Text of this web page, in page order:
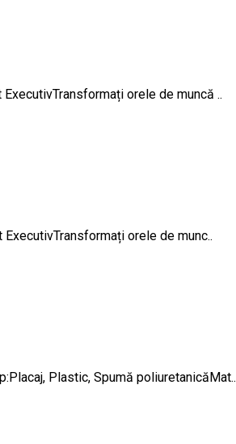
orele de muncă ..
orele de munc..
Plastic, Spumă poliuretanicăMat..